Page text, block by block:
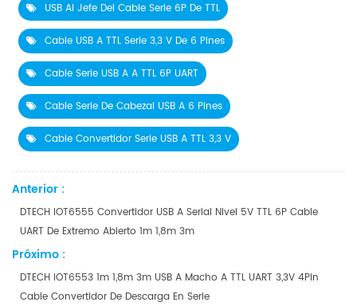
USB Al Jefe Del Cable Serie 6P De TTL
Cable USB A TTL Serie 3,3 V De 6 Pines
Cable Serie USB A A TTL 6P UART
Cable Serie De Cabezal USB A 6 Pines
Cable Convertidor Serie USB A TTL 3,3 V
Anterior :
DTECH IOT6555 Convertidor USB A Serial Nivel 5V TTL 6P Cable
UART De Extremo Abierto 1m 1,8m 3m
Próximo :
DTECH IOT6553 1m 1,8m 3m USB A Macho A TTL UART 3,3V 4Pin
Cable Convertidor De Descarga En Serie